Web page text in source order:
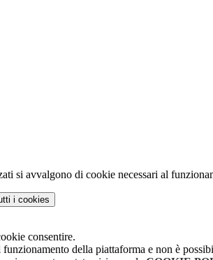
si avvalgono di cookie necessari al
i cookies
consentire.
della piattaforma e non è